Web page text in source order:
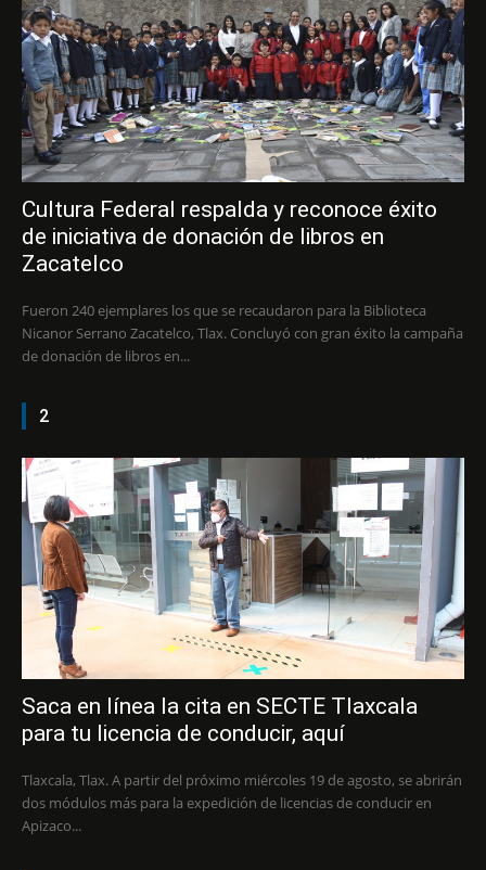
Cultura Federal respalda y reconoce éxito
de iniciativa de donación de libros en
Zacatelco
Fueron 240 ejemplares los que se recaudaron para la Biblioteca
Nicanor Serrano Zacatelco, Tlax. Concluyó con gran éxito la campaña
de donación de libros en...
2
Saca en línea la cita en SECTE Tlaxcala
para tu licencia de conducir, aquí
Tlaxcala, Tlax. A partir del próximo miércoles 19 de agosto, se abrirán
dos módulos más para la expedición de licencias de conducir en
Apizaco...